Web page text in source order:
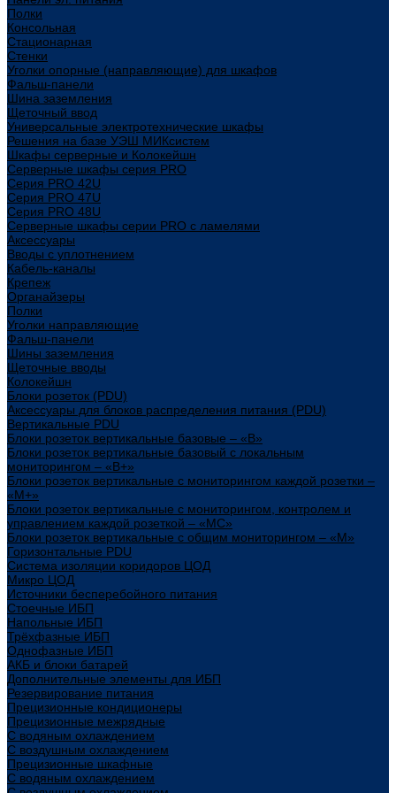
Полки
Консольная
Стационарная
Стенки
Уголки опорные (направляющие) для шкафов
Фальш-панели
Шина заземления
Щеточный ввод
Универсальные электротехнические шкафы
Решения на базе УЭШ МИКсистем
Шкафы серверные и Колокейшн
Серверные шкафы серия PRO
Серия PRO 42U
Серия PRO 47U
Серия PRO 48U
Серверные шкафы серии PRO с ламелями
Аксессуары
Вводы с уплотнением
Кабель-каналы
Крепеж
Органайзеры
Полки
Уголки направляющие
Фальш-панели
Шины заземления
Щеточные вводы
Колокейшн
Блоки розеток (PDU)
Аксессуары для блоков распределения питания (PDU)
Вертикальные PDU
Блоки розеток вертикальные базовые – «В»
Блоки розеток вертикальные базовый с локальным
мониторингом – «В+»
Блоки розеток вертикальные с мониторингом каждой розетки –
«М+»
Блоки розеток вертикальные с мониторингом, контролем и
управлением каждой розеткой – «МС»
Блоки розеток вертикальные с общим мониторингом – «М»
Горизонтальные PDU
Система изоляции коридоров ЦОД
Микро ЦОД
Источники бесперебойного питания
Стоечные ИБП
Напольные ИБП
Трёхфазные ИБП
Однофазные ИБП
АКБ и блоки батарей
Дополнительные элементы для ИБП
Резервирование питания
Прецизионные кондиционеры
Прецизионные межрядные
С водяным охлаждением
С воздушным охлаждением
Прецизионные шкафные
С водяным охлаждением